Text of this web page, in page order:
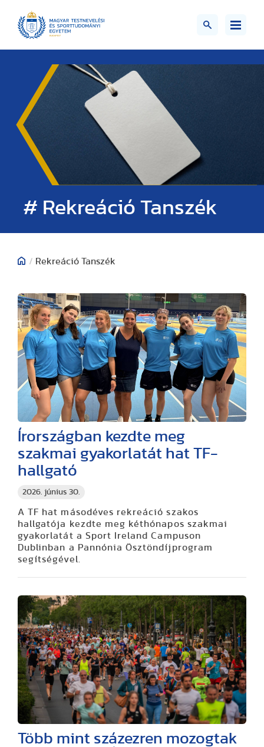
# Rekreáció Tanszék
/ Rekreáció Tanszék
2026. június 30.
Írországban kezdte meg
szakmai gyakorlatát hat TF-
hallgató
A TF hat másodéves rekreáció szakos
hallgatója kezdte meg kéthónapos szakmai
gyakorlatát a Sport Ireland Campuson
Dublinban a Pannónia Ösztöndíjprogram
segítségével.
Több mint százezren mozogtak